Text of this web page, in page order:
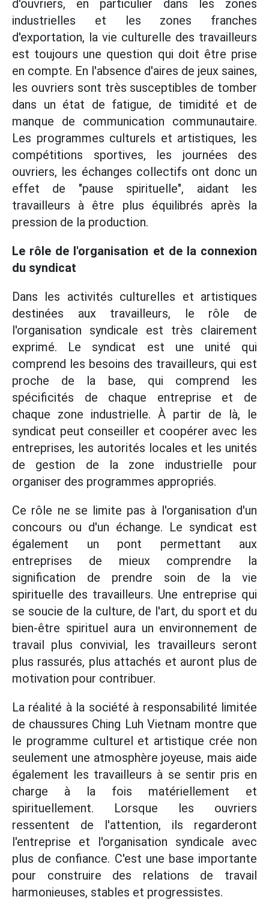
d'ouvriers, en particulier dans les zones
industrielles et les zones franches
d'exportation, la vie culturelle des travailleurs
est toujours une question qui doit être prise
en compte. En l'absence d'aires de jeux saines,
les ouvriers sont très susceptibles de tomber
dans un état de fatigue, de timidité et de
manque de communication communautaire.
Les programmes culturels et artistiques, les
compétitions sportives, les journées des
ouvriers, les échanges collectifs ont donc un
effet de "pause spirituelle", aidant les
travailleurs à être plus équilibrés après la
pression de la production.
Le rôle de l'organisation et de la connexion
du syndicat
Dans les activités culturelles et artistiques
destinées aux travailleurs, le rôle de
l'organisation syndicale est très clairement
exprimé. Le syndicat est une unité qui
comprend les besoins des travailleurs, qui est
proche de la base, qui comprend les
spécificités de chaque entreprise et de
chaque zone industrielle. À partir de là, le
syndicat peut conseiller et coopérer avec les
entreprises, les autorités locales et les unités
de gestion de la zone industrielle pour
organiser des programmes appropriés.
Ce rôle ne se limite pas à l'organisation d'un
concours ou d'un échange. Le syndicat est
également un pont permettant aux
entreprises de mieux comprendre la
signification de prendre soin de la vie
spirituelle des travailleurs. Une entreprise qui
se soucie de la culture, de l'art, du sport et du
bien-être spirituel aura un environnement de
travail plus convivial, les travailleurs seront
plus rassurés, plus attachés et auront plus de
motivation pour contribuer.
La réalité à la société à responsabilité limitée
de chaussures Ching Luh Vietnam montre que
le programme culturel et artistique crée non
seulement une atmosphère joyeuse, mais aide
également les travailleurs à se sentir pris en
charge à la fois matériellement et
spirituellement. Lorsque les ouvriers
ressentent de l'attention, ils regarderont
l'entreprise et l'organisation syndicale avec
plus de confiance. C'est une base importante
pour construire des relations de travail
harmonieuses, stables et progressistes.